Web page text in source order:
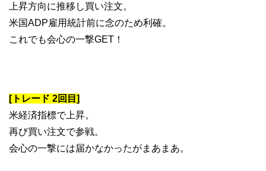
上昇方向に推移し買い注文。
米国ADP雇用統計前に念のため利確。
これでも会心の一撃GET！
[トレード 2回目]
米経済指標で上昇。
再び買い注文で参戦。
会心の一撃には届かなかったがまあまあ。